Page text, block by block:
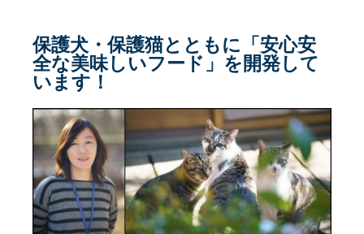
保護犬・保護猫とともに「安心安
全な美味しいフード」を開発して
います！